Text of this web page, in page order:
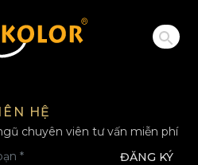
HỆ
chuyên viên tư vấn miễn phí
ĐĂNG KÝ